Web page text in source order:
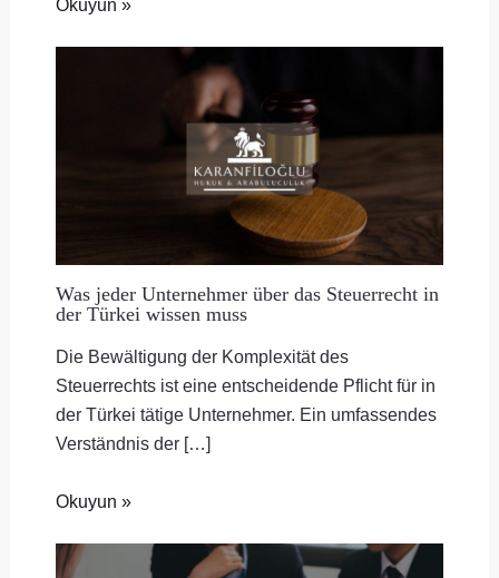
Okuyun »
Was jeder Unternehmer über das Steuerrecht in
der Türkei wissen muss
Die Bewältigung der Komplexität des
Steuerrechts ist eine entscheidende Pflicht für in
der Türkei tätige Unternehmer. Ein umfassendes
Verständnis der […]
Okuyun »